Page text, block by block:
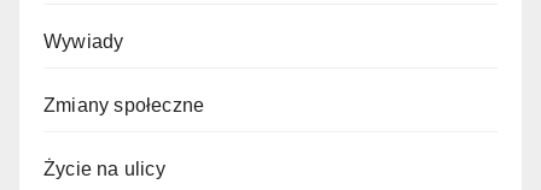
Wywiady
Zmiany społeczne
Życie na ulicy